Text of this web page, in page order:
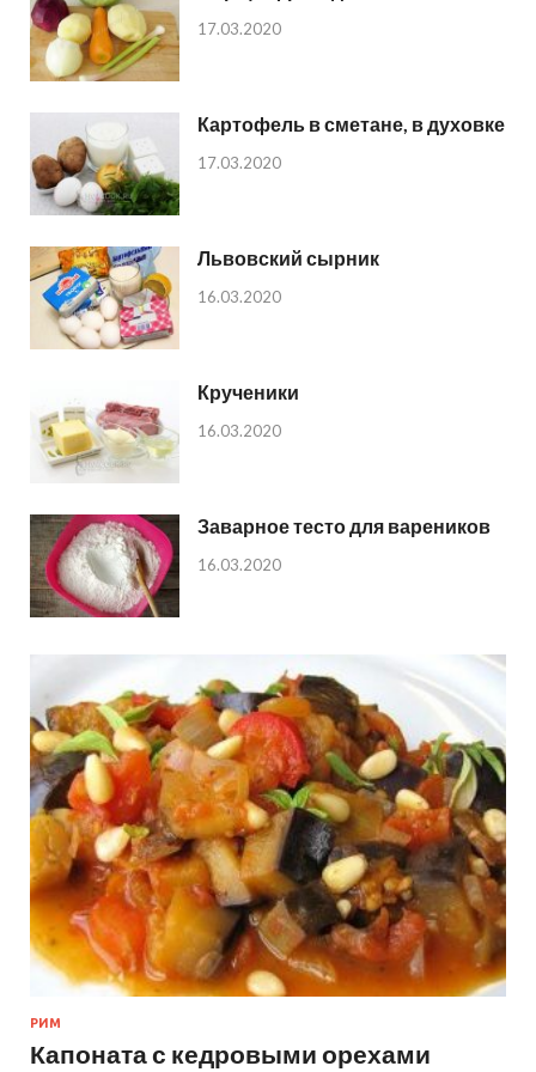
17.03.2020
Картофель в сметане, в духовке
17.03.2020
Львовский сырник
16.03.2020
Крученики
16.03.2020
Заварное тесто для вареников
16.03.2020
РИМ
Капоната с кедровыми орехами